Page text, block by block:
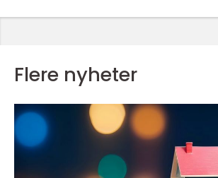
Flere nyheter